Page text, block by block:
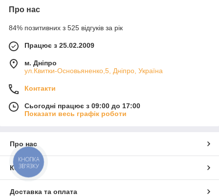
Про нас
84% позитивних з 525 відгуків за рік
Працює з 25.02.2009
м. Дніпро
ул.Квитки-Основьяненко,5, Дніпро, Україна
Контакти
Сьогодні працює з 09:00 до 17:00
Показати весь графік роботи
Про нас
Контакти
Доставка та оплата
КНОПКА
ЗВ'ЯЗКУ